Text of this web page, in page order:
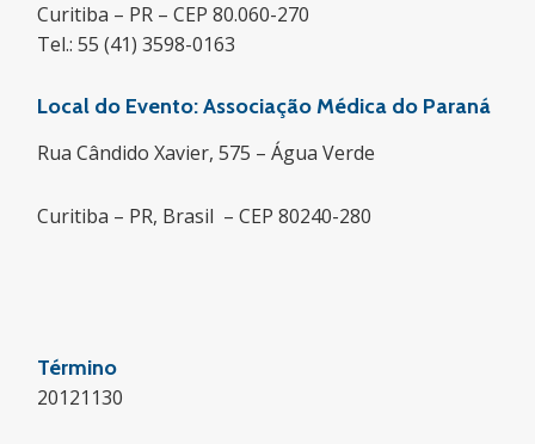
Curitiba – PR – CEP 80.060-270
Tel.: 55 (41) 3598-0163
Local do Evento: Associação Médica do Paraná
Rua Cândido Xavier, 575 – Água Verde
Curitiba – PR, Brasil – CEP 80240-280
Término
20121130